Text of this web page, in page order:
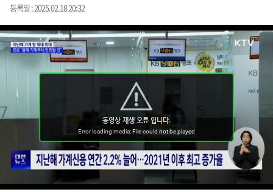
등록일 : 2025.02.18 20:32